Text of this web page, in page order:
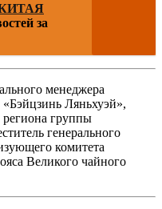
КИТАЯ
за
менеджера
Ляньхуэй»,
группы
генерального
комитета
Великого чайного